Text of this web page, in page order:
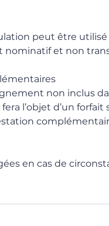
peut être
nominatif et non
non inclus
l’objet d’un
en cas de